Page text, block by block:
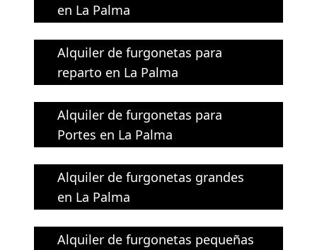
en La Palma
Alquiler de furgonetas para
reparto en La Palma
Alquiler de furgonetas para
Portes en La Palma
Alquiler de furgonetas grandes
en La Palma
Alquiler de furgonetas pequeñas